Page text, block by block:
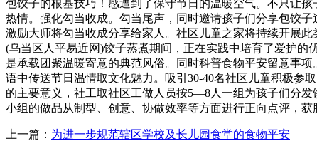
包饺子的根基技巧！感遭到了保守节日的温暖空气。不只让
热情。强化勾当收成。勾当尾声，同时邀请孩子们分享包饺
激励大师将勾当收成分享给家人。社区儿童之家将持续开展
(乌当区人平易近网)饺子蒸煮期间，正在实践中培育了爱护的
是承载团聚温暖寄意的典范风俗。同时科普食物平安留意事
语中传送节日温情取文化魅力。吸引30-40名社区儿童积极参
的主要意义，社工取社区工做人员按5—8人一组为孩子们分
小组的做品从制型、创意、协做效率等方面进行正向点评，
上一篇： 为进一步规范辖区学校及长儿园食堂的食物平安